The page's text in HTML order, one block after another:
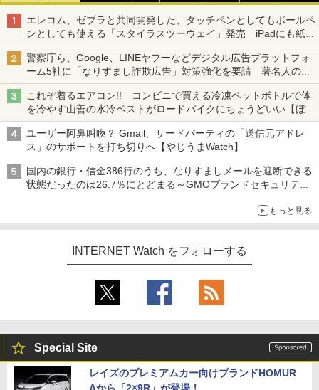
エレコム、ゼブラと共同開発した、タッチペンとしてもボールペ
ンとしても使える「スタイラスツーウェイ」発売 iPadにも紙に
も、持ち替えずに書き込める
警察庁ら、Google、LINEヤフーなどデジタル広告プラットフォ
ーム5社に「なりすまし詐欺広告」対策強化を要請 著名人の写
真や映像を使った投資詐欺などへの対策として
これぞ着るエアコン!! コンビニで買える冷凍ペットボトルで体
を冷やす山善の水冷ベストがロードバイクにちょうどいい【ぼっ
ち・ざ・ろーど！その14】【空いた時間でなにしてる？】
ユーザー阿鼻叫喚？ Gmail、サードパーティの「送信元アドレ
ス」のサポートを打ち切りへ【やじうまWatch】
国内の銀行・信金386行のうち、なりすましメールを遮断できる
状態だったのは26.7％にとどまる～GMOブランドセキュリティ
もっと見る
INTERNET Watch をフォローする
Special Site
レイズのプレミアムカー向けブランドHOMUR